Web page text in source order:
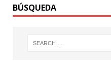
BÚSQUEDA